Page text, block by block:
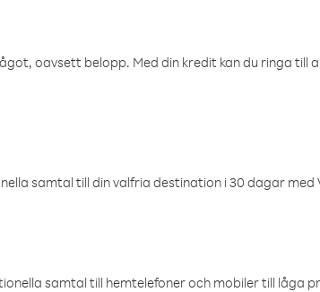
oavsett belopp. Med din kredit kan du ringa till
samtal till din valfria destination i 30 dagar med
samtal till hemtelefoner och mobiler till låga